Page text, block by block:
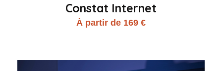
Constat Internet
À partir de 169 €